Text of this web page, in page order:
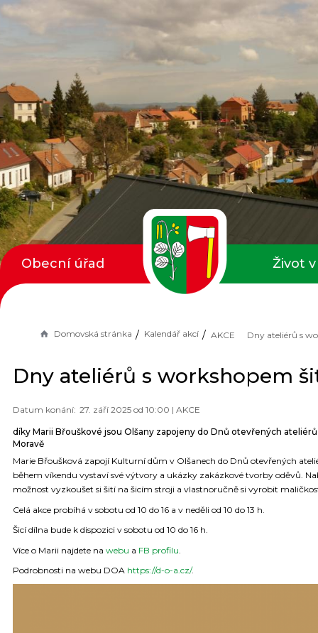
Domovská stránka Kalendář akcí AKCE
Dny ateliérů s workshopem
27. září 2025 od 10:00 | AKCE
díky Marii Břouškové jsou Olšany zapojeny do Dnů otevřených ateliérů
Moravě
Marie Břoušková zapojí Kulturní dům v Olšanech do Dnů otevřených
během víkendu vystaví své výtvory a ukázky zakázkové tvorby oděvů.
možnost vyzkoušet si šití na šicím stroji a vlastnoručně si vyrobit
Celá akce probíhá v sobotu od 10 do 16 a v neděli od 10 do 13 h.
Šicí dílna bude k dispozici v sobotu od 10 do 16 h.
Více o Marii najdete na webu a FB profilu
Podrobnosti na webu DOA https://d-o-a.cz/.
Obecní úřad Život